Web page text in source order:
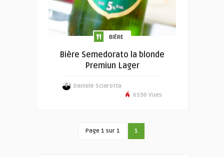
BIÈRE
Bière Semedorato la blonde
Premiun Lager
Daniele Sciarotta
6590 Vues
Page 1 sur 1 1